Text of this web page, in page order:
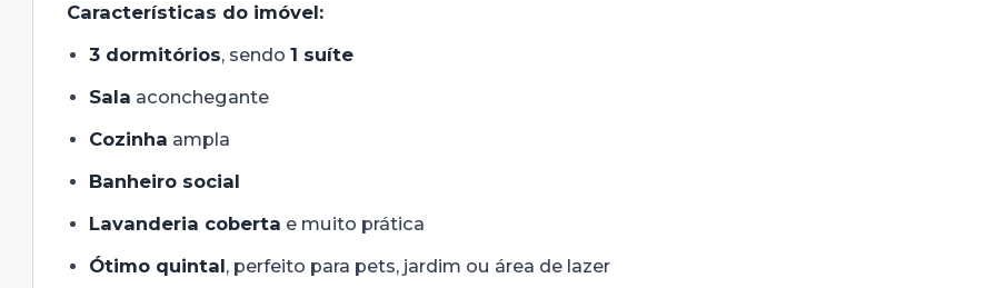
Características do imóvel:
3 dormitórios, sendo 1 suíte
Sala aconchegante
Cozinha ampla
Banheiro social
Lavanderia coberta e muito prática
Ótimo quintal, perfeito para pets, jardim ou área de lazer